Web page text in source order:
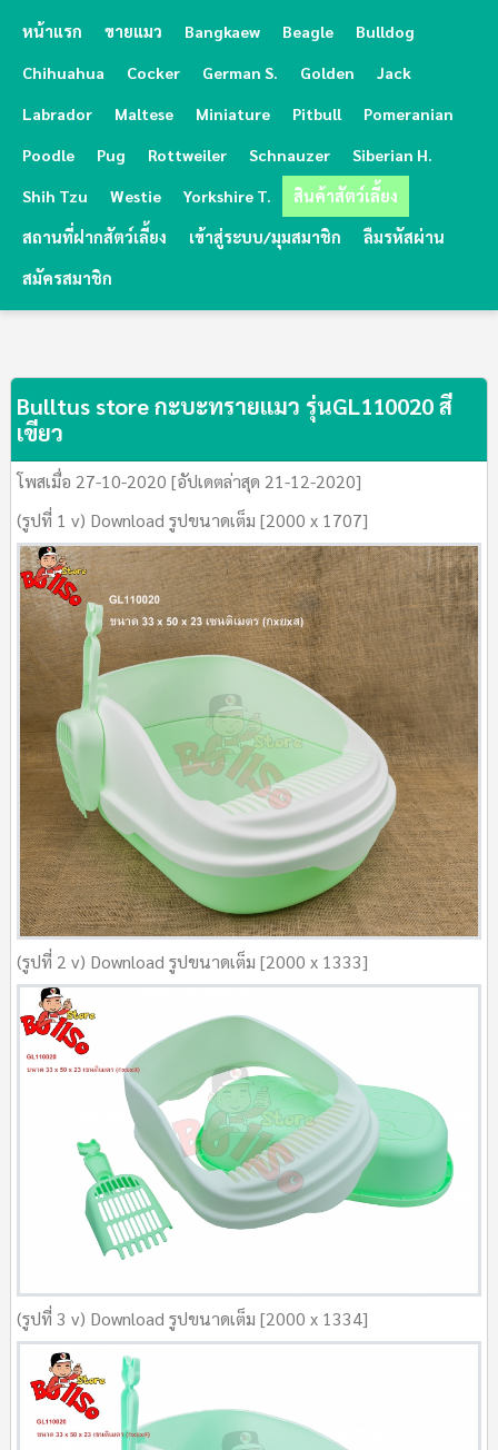
หน้าแรก ขายแมว Bangkaew Beagle Bulldog
Chihuahua Cocker German S. Golden Jack
Labrador Maltese Miniature Pitbull Pomeranian
Poodle Pug Rottweiler Schnauzer Siberian H.
Shih Tzu Westie Yorkshire T. สินค้าสัตว์เลี้ยง
สถานที่ฝากสัตว์เลี้ยง เข้าสู่ระบบ/มุมสมาชิก ลืมรหัสผ่าน
สมัครสมาชิก
Bulltus store กะบะทรายแมว รุ่นGL110020 สี
เขียว
โพสเมื่อ 27-10-2020 [อัปเดตล่าสุด 21-12-2020]
(รูปที่ 1 v) Download รูปขนาดเต็ม [2000 x 1707]
(รูปที่ 2 v) Download รูปขนาดเต็ม [2000 x 1333]
(รูปที่ 3 v) Download รูปขนาดเต็ม [2000 x 1334]